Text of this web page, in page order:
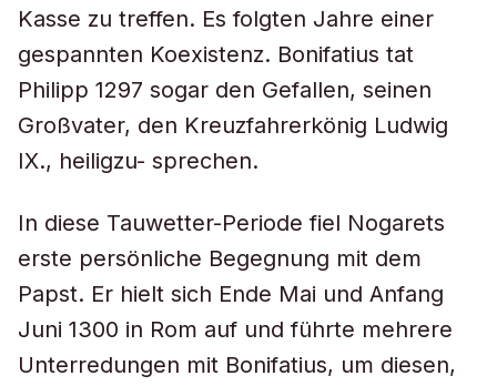
Kasse zu treffen. Es folgten Jahre einer
gespannten Koexistenz. Bonifatius tat
Philipp 1297 sogar den Gefallen, seinen
Großvater, den Kreuzfahrerkönig Ludwig
IX., heiligzu- sprechen.
In diese Tauwetter-Periode fiel Nogarets
erste persönliche Begegnung mit dem
Papst. Er hielt sich Ende Mai und Anfang
Juni 1300 in Rom auf und führte mehrere
Unterredungen mit Bonifatius, um diesen,